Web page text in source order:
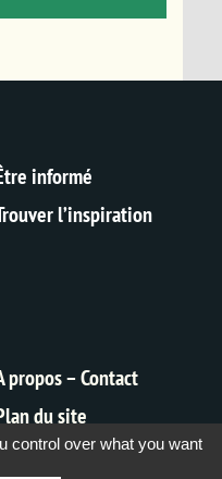
informé
l’inspiration
propos – Contact
du site
légales
control over what you want